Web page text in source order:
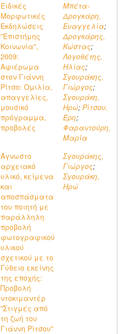
Ειδικές
Μορφωτικές
Εκδηλώσεις
"Επιστήμης
Κοινωνία",
2009:
Αφιέρωμα
στον Γιάννη
Ρίτσο: Ομιλία,
απαγγελίες,
μουσικό
πρόγραμμα,
προβολές
Μπέτα-
Δρογκάρη,
Ευαγγελία;
Δρογκάρης,
Κώστας;
Λογοθέτης,
Ηλίας;
Σγουράκης,
Γιώργος;
Σγουράκη,
Ηρώ; Ρίτσου,
Έρη;
Φαραντούρη,
Μαρία
Άγνωστο
αρχειακό
υλικό, κείμενα
και
αποσπάσματα
του ποιητή με
παράλληλη
προβολή
φωτογραφικού
υλικού
σχετικού με το
Γύθειο εκείνης
της εποχής:
Προβολή
ντοκιμαντέρ
"Στιγμές από
τη ζωή του
Γιάννη Ρίτσου"
Σγουράκης,
Γιώργος;
Σγουράκη,
Ηρώ